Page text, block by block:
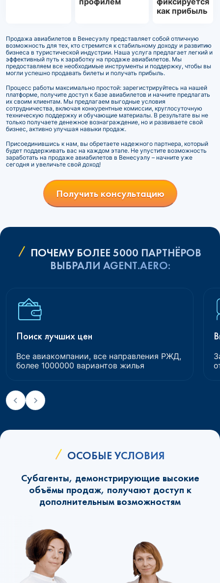
как прибыль
Продажа авиабилетов в Венесуэлу представляет собой отличную
возможность для тех, кто стремится к стабильному доходу и развитию
бизнеса в туристической индустрии. Наша услуга предлагает легкий и
эффективный путь к заработку на продаже авиабилетов. Мы
предоставляем все необходимые инструменты и поддержку, чтобы вы
могли успешно продавать билеты и получать прибыль.
Процесс работы максимально простой: зарегистрируйтесь на нашей
платформе, получите доступ к базе авиабилетов и начните предлагать
их своим клиентам. Мы предлагаем выгодные условия
сотрудничества, включая конкурентные комиссии, круглосуточную
техническую поддержку и обучающие материалы. В результате вы не
только получаете денежное вознаграждение, но и развиваете свой
бизнес, активно улучшая навыки продаж.
Присоединившись к нам, вы обретаете надежного партнера, который
будет поддерживать вас на каждом этапе. Не упустите возможность
заработать на продаже авиабилетов в Венесуэлу – начните уже
сегодня и увеличьте свой доход!
Получить консультацию
ПОЧЕМУ БОЛЕЕ 5000 ПАРТНЁРОВ
ВЫБРАЛИ AGENT.AERO:
Поиск лучших цен
Все авиакомпании, все направления РЖД,
более 1000000 вариантов жилья
ОСОБЫЕ УСЛОВИЯ
Субагенты, демонстрирующие высокие
объёмы продаж, получают доступ к
дополнительным возможностям